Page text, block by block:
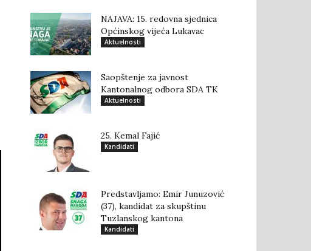
NAJAVA: 15. redovna sjednica
Općinskog vijeća Lukavac
Aktuelnosti
Saopštenje za javnost
Kantonalnog odbora SDA TK
Aktuelnosti
25. Kemal Fajić
Kandidati
Predstavljamo: Emir Junuzović
(37), kandidat za skupštinu
Tuzlanskog kantona
Kandidati